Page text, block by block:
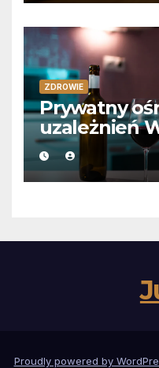
ZDROWIE
Prywatny
uzależnień
Proudly powered by